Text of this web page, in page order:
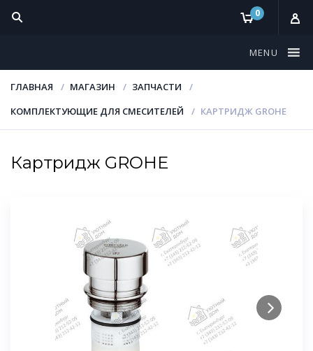
0
MENU
ГЛАВНАЯ МАГАЗИН
ЗАПЧАСТИ
КОМПЛЕКТУЮЩИЕ ДЛЯ СМЕСИТЕЛЕЙ
КАРТРИДЖ GROHE
Картридж GROHE